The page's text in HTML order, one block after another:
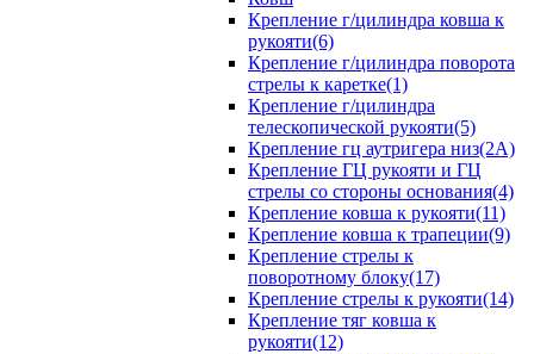
Крепление г/цилиндра ковша к
рукояти(6)
Крепление г/цилиндра поворота
стрелы к каретке(1)
Крепление г/цилиндра
телескопической рукояти(5)
Крепление гц аутригера низ(2А)
Крепление ГЦ рукояти и ГЦ
стрелы со стороны основания(4)
Крепление ковша к рукояти(11)
Крепление ковша к трапеции(9)
Крепление стрелы к
поворотному блоку(17)
Крепление стрелы к рукояти(14)
Крепление тяг ковша к
рукояти(12)